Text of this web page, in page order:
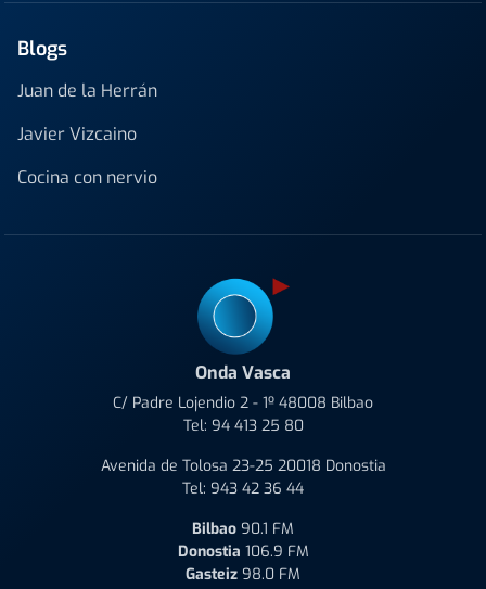
Blogs
Juan de la Herrán
Javier Vizcaino
Cocina con nervio
Onda Vasca
C/ Padre Lojendio 2 - 1º 48008 Bilbao
Tel: 94 413 25 80
Avenida de Tolosa 23-25 20018 Donostia
Tel: 943 42 36 44
Bilbao 90.1 FM
Donostia 106.9 FM
Gasteiz 98.0 FM